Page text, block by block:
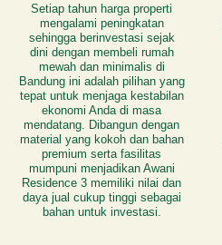
Setiap tahun harga properti
mengalami peningkatan
sehingga berinvestasi sejak
dini dengan membeli rumah
mewah dan minimalis di
Bandung ini adalah pilihan yang
tepat untuk menjaga kestabilan
ekonomi Anda di masa
mendatang. Dibangun dengan
material yang kokoh dan bahan
premium serta fasilitas
mumpuni menjadikan Awani
Residence 3 memiliki nilai dan
daya jual cukup tinggi sebagai
bahan untuk investasi.